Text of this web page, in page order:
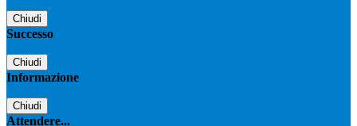
Chiudi
Successo
Chiudi
Informazione
Chiudi
Attendere...